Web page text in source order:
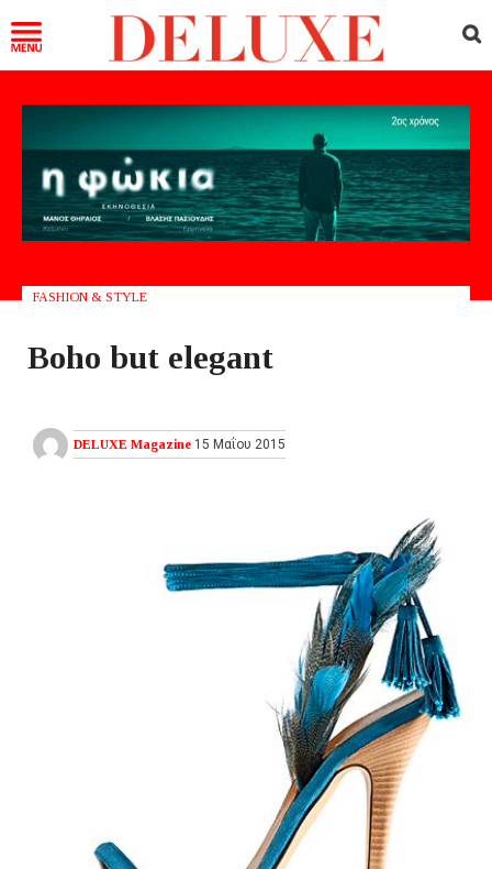
FASHION & STYLE
Boho but elegant
DELUXE Magazine 15 Μαΐου 2015